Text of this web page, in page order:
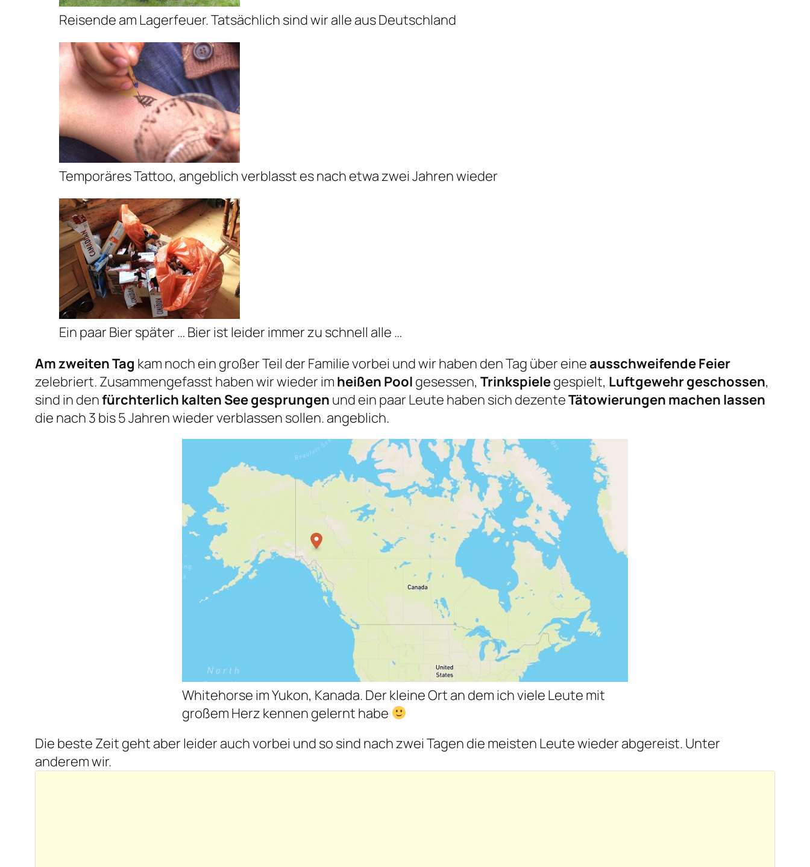
Reisende am Lagerfeuer. Tatsächlich sind wir alle aus Deutschland
Temporäres Tattoo, angeblich verblasst es nach etwa zwei Jahren wieder
Ein paar Bier später … Bier ist leider immer zu schnell alle …
Am zweiten Tag kam noch ein großer Teil der Familie vorbei und wir haben den Tag über eineausschweifende Feier
zelebriert. Zusammengefasst haben wir wieder im heißen Pool gesessen, Trinkspielegespielt, Luftgewehr geschossen,
sind in denfürchterlich kalten See gesprungen und ein paar Leute haben sich dezenteTätowierungen machen lassen
die nach 3 bis 5 Jahren wieder verblassen sollen. angeblich.
Whitehorse im Yukon, Kanada. Der kleine Ort an dem ich viele Leute mit
großem Herz kennen gelernt habe
Die beste Zeit geht aber leider auch vorbei und so sind nach zwei Tagen die meisten Leute wieder abgereist. Unter
anderem wir.